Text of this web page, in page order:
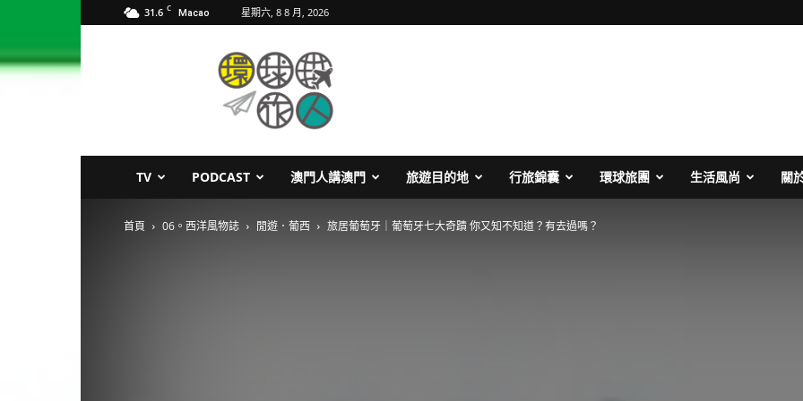
31.6 C Macao 星期六, 8 8 月, 2026
TV PODCAST 澳門人講澳門 旅遊目的地 行旅錦囊 環球旅團 生活風尚 關
首頁 06。西洋風物誌 閒遊．葡西 旅居葡萄牙｜葡萄牙七大奇蹟 你又知不知道？有去過嗎？